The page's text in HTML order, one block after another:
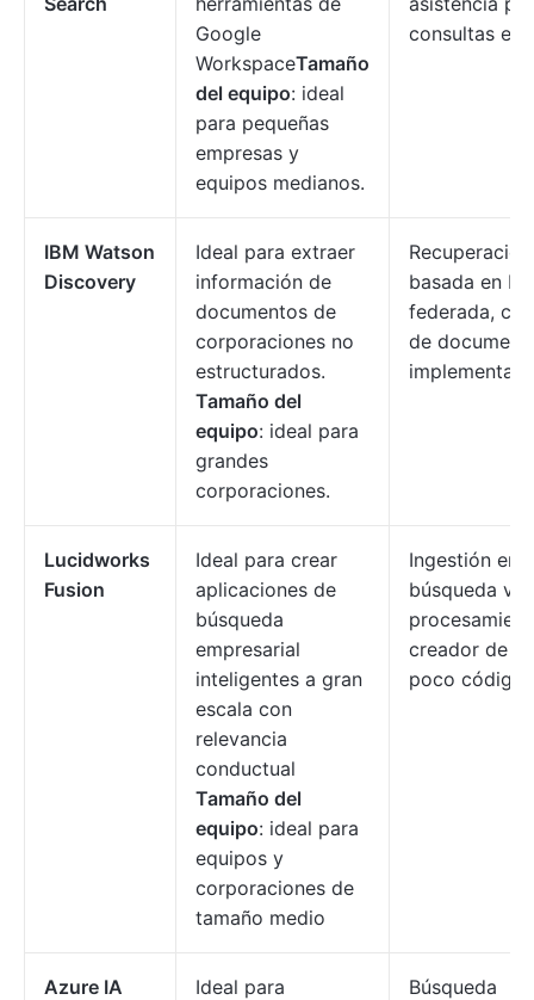
Google
WorkspaceTamaño
del equipo: ideal
para pequeñas
empresas y
equipos medianos.
consultas en
IBM Watson
Discovery
Ideal para extraer
información de
documentos de
corporaciones no
estructurados.
Tamaño del
equipo: ideal para
grandes
corporaciones.
basada en
federada,
de
Lucidworks
Fusion
Ideal para crear
aplicaciones de
búsqueda
empresarial
inteligentes a gran
escala con
relevancia
conductual
Tamaño del
equipo: ideal para
equipos y
corporaciones de
tamaño medio
Ingestión en
búsqueda
creador de
poco código.
Azure IA
Ideal para
Búsqueda